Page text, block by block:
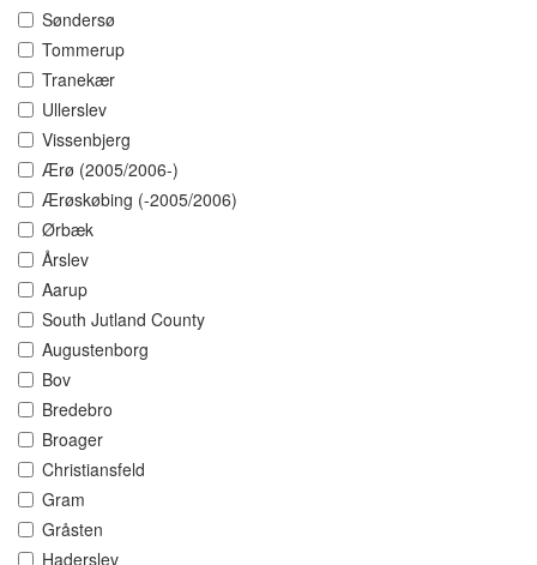
Søndersø
Tommerup
Tranekær
Ullerslev
Vissenbjerg
Ærø (2005/2006-)
Ærøskøbing (-2005/2006)
Ørbæk
Årslev
Aarup
South Jutland County
Augustenborg
Bov
Bredebro
Broager
Christiansfeld
Gram
Gråsten
Haderslev